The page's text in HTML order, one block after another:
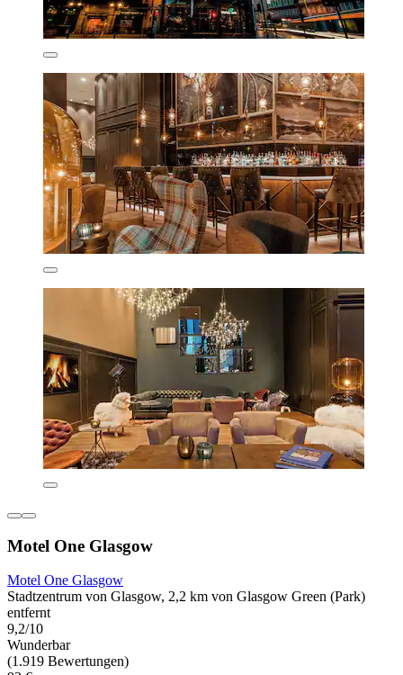
Motel One Glasgow
Motel One Glasgow
Stadtzentrum von Glasgow, 2,2 km von Glasgow Green (Park)
entfernt
9,2/10
Wunderbar
(1.919 Bewertungen)